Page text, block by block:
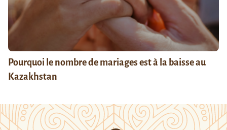
Pourquoi le nombre de mariages est à la baisse au
Kazakhstan